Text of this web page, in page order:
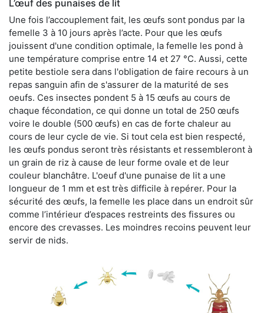
L’œuf des punaises de lit
Une fois l’accouplement fait, les œufs sont pondus par la
femelle 3 à 10 jours après l’acte. Pour que les œufs
jouissent d'une condition optimale, la femelle les pond à
une température comprise entre 14 et 27 °C. Aussi, cette
petite bestiole sera dans l'obligation de faire recours à un
repas sanguin afin de s'assurer de la maturité de ses
oeufs. Ces insectes pondent 5 à 15 œufs au cours de
chaque fécondation, ce qui donne un total de 250 œufs
voire le double (500 œufs) en cas de forte chaleur au
cours de leur cycle de vie. Si tout cela est bien respecté,
les œufs pondus seront très résistants et ressembleront à
un grain de riz à cause de leur forme ovale et de leur
couleur blanchâtre. L'oeuf d'une punaise de lit a une
longueur de 1 mm et est très difficile à repérer. Pour la
sécurité des œufs, la femelle les place dans un endroit sûr
comme l’intérieur d’espaces restreints des fissures ou
encore des crevasses. Les moindres recoins peuvent leur
servir de nids.